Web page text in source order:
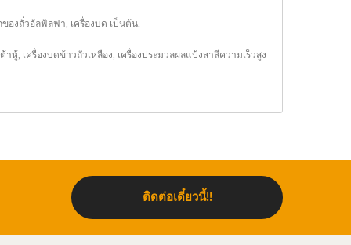
องถั่วอัลฟัลฟา, เครื่องบด เป็นต้น.
ต้าหู้ เครื่องบดข้าวถั่วเหลือง เครื่องประมวลผลแป้งสาลีความเร็วสูง
ติดต่อเดี๋ยวนี้!!